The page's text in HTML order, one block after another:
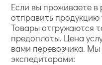
Если вы проживаете
отправить
Товары отгружаются
предоплаты. Цена
вами перевозчика.
экспедиторами: